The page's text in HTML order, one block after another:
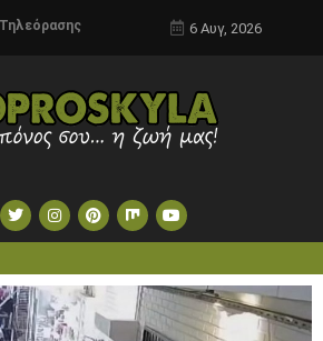
6 Αυγ, 2026